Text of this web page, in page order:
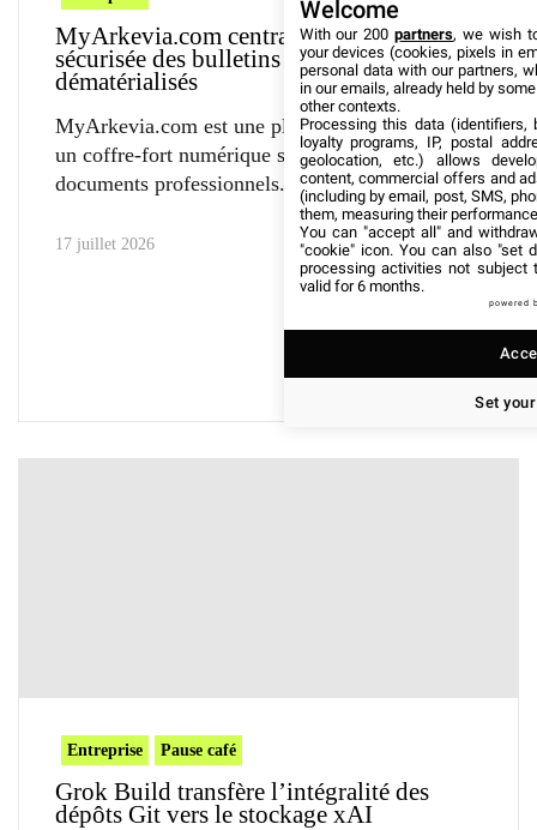
MyArkevia.com centralise la gestion
sécurisée des bulletins de paie
dématérialisés
MyArkevia.com est une plateforme qui propose
un coffre-fort numérique sécurisé pour les
documents professionnels. Ce
17 juillet 2026
Entreprise Pause café
Grok Build transfère l’intégralité des
dépôts Git vers le stockage xAI
Welcome
With our 200partners, we wish
your devices (cookies, pixels in
personal data with our partners,
in our emails, already held by
other contexts.
Processing this data (identifiers,
loyalty programs, IP, postal
geolocation, etc.) allows
content, commercial offers and
(including by email, post, SMS,
them, measuring their
You can "accept all" and
"cookie" icon. You can also "set
processing activities not subject
valid for 6 months.
powered
Set